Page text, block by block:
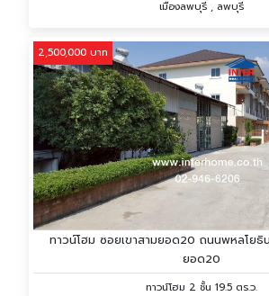
เมืองลพบุรี , ลพบุรี
2,500,000 บาท
ทาวน์โฮม ซอยเขาสามยอด20 ถนนพหลโยธิ
ยอด20
ทาวน์โฮม 2 ชั้น 19.5 ตร.ว.